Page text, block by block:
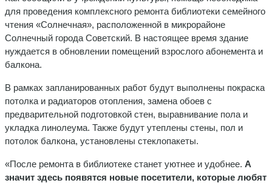
для проведения комплексного ремонта библиотеки семейного
чтения «Солнечная», расположенной в микрорайоне
Солнечный города Советский. В настоящее время здание
нуждается в обновлении помещений взрослого абонемента и
балкона.
В рамках запланированных работ будут выполнены покраска
потолка и радиаторов отопления, замена обоев с
предварительной подготовкой стен, выравнивание пола и
укладка линолеума. Также будут утеплены стены, пол и
потолок балкона, установлены стеклопакеты.
«После ремонта в библиотеке станет уютнее и удобнее. А
значит здесь появятся новые посетители, которые любят